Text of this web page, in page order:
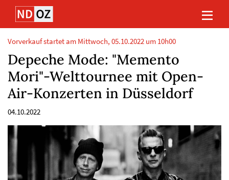
Direkt
Inhalt
(Eingabetaste)
Direkt
Hauptmenu
(Eingabetaste)
Direkt
Suche
(Eingabetaste)
Direkt
Footer
(Eingabetaste)
Vorverkauf startet am Mittwoch, 05.10.2022 um 10h00
Depeche Mode: "Memento
Mori"-Welttournee mit Open-
Air-Konzerten in Düsseldorf
04.10.2022